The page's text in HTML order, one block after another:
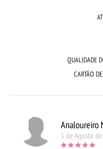
QUALIDADE
CARTÃO
Analoureiro
1 de Agosto